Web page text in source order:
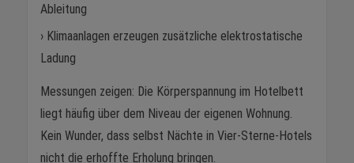
Ableitung
› Klimaanlagen erzeugen zusätzliche elektrostatische
Ladung
Messungen zeigen: Die Körperspannung im Hotelbett
liegt häufig über dem Niveau der eigenen Wohnung.
Kein Wunder, dass selbst Nächte in Vier-Sterne-Hotels
nicht die erhoffte Erholung bringen.